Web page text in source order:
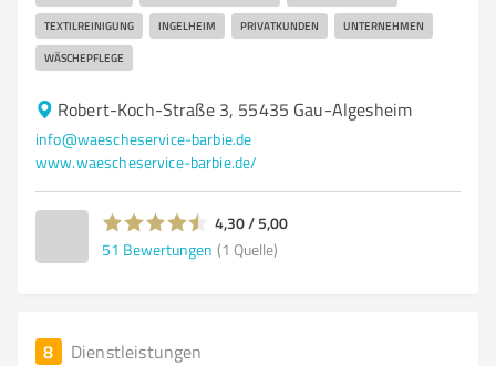
TEXTILREINIGUNG INGELHEIM PRIVATKUNDEN UNTERNEHMEN
WÄSCHEPFLEGE
Robert-Koch-Straße 3, 55435 Gau-Algesheim
info@waescheservice-barbie.de
www.waescheservice-barbie.de/
4,30 / 5,00
51 Bewertungen (1 Quelle)
8 Dienstleistungen